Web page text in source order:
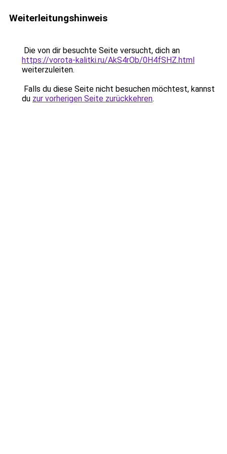
Weiterleitungshinweis
Die von dir besuchte Seite versucht, dich an
https://vorota-kalitki.ru/AkS4rOb/0H4fSHZ.html
weiterzuleiten.
Falls du diese Seite nicht besuchen möchtest, kannst
du zur vorherigen Seite zurückkehren.